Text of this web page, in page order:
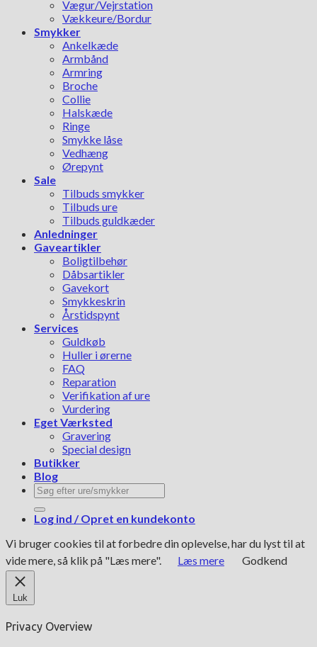
Vægur/Vejrstation
Vækkeure/Bordur
Smykker
Ankelkæde
Armbånd
Armring
Broche
Collie
Halskæde
Ringe
Smykke låse
Vedhæng
Ørepynt
Sale
Tilbuds smykker
Tilbuds ure
Tilbuds guldkæder
Anledninger
Gaveartikler
Boligtilbehør
Dåbsartikler
Gavekort
Smykkeskrin
Årstidspynt
Services
Guldkøb
Huller i ørerne
FAQ
Reparation
Verifikation af ure
Vurdering
Eget Værksted
Gravering
Special design
Butikker
Blog
Søg
efter:
Log ind / Opret en kundekonto
Vi bruger cookies til at forbedre din oplevelse, har du lyst til at
vide mere, så klik på "Læs mere".
Læs mere Godkend
Luk
Privacy Overview